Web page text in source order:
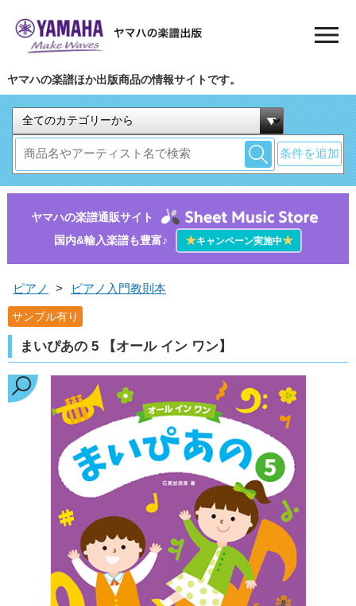
ヤマハの楽譜ほか出版商品の情報サイトです。
条件を追加
ヤマハの楽譜通販サイト
国内&輸入楽譜も豊富♪
★キャンペーン実施中★
ピアノ > ピアノ入門教則本
サンプル有り
まいぴあの 5 【オール イン ワン】